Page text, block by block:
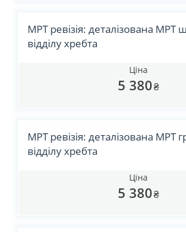
МРТ ревізія: деталізована МРТ
відділу хребта
Ціна
5 380₴
МРТ ревізія: деталізована МРТ
відділу хребта
Ціна
5 380₴